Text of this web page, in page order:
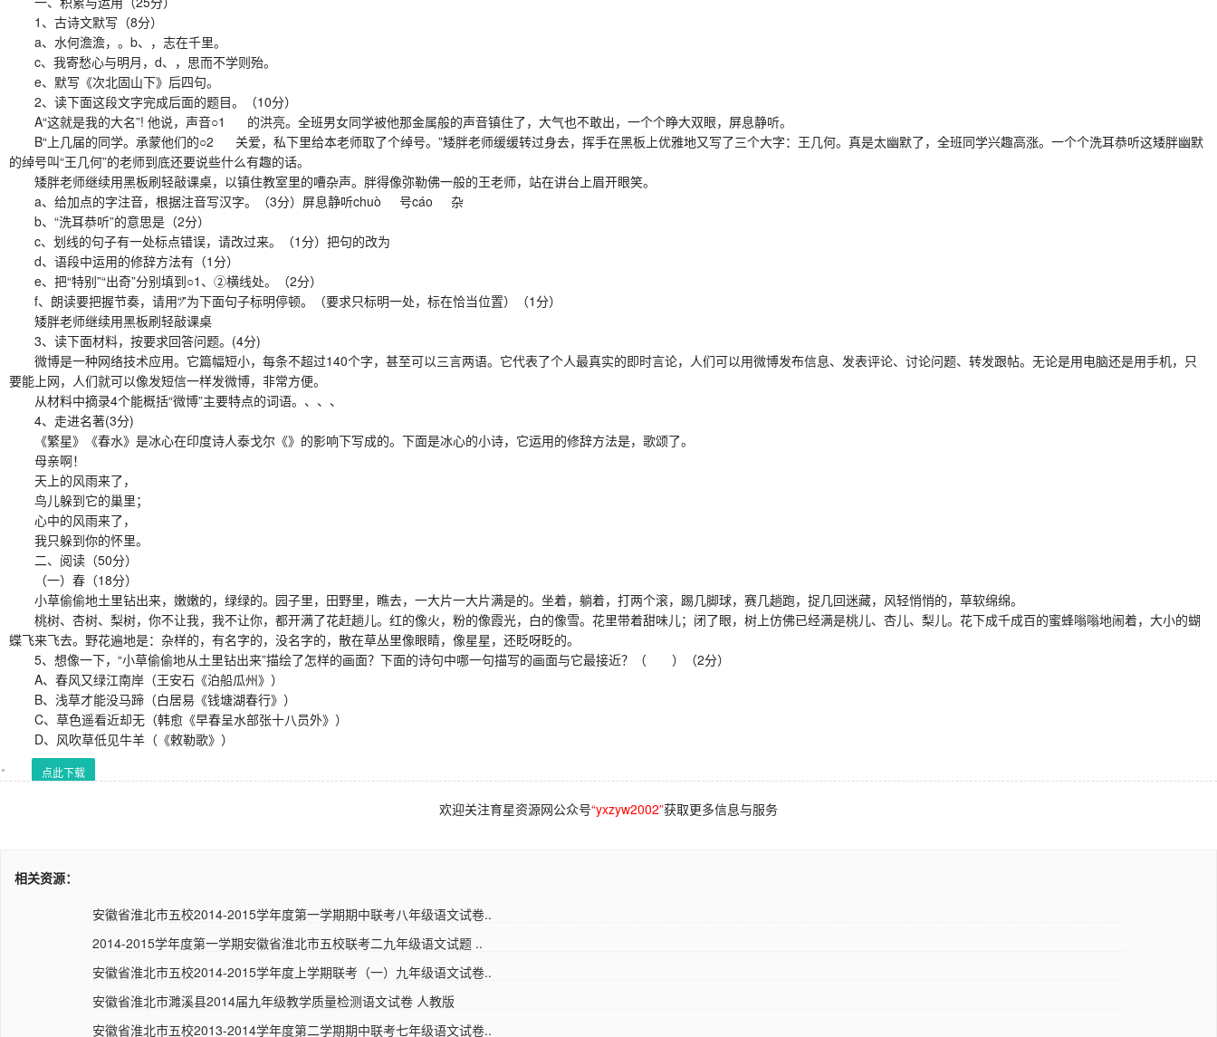
1、古诗文默写（8分）
a、水何澹澹，。b、，志在千里。
c、我寄愁心与明月，d、，思而不学则殆。
e、默写《次北固山下》后四句。
2、读下面这段文字完成后面的题目。（10分）
A“这就是我的大名”! 他说，声音○1 的洪亮。全班男女同学被他那金属般的声音镇住了，大气也不敢出，一个个睁大双眼，屏息静听。
B“上几届的同学。承蒙他们的○2 关爱，私下里给本老师取了个绰号。”矮胖老师缓缓转过身去，挥手在黑板上优雅地又写了三个大字：王几何。真是太幽默了，全班同学兴趣高涨。一个个洗耳恭听这矮胖幽默
的绰号叫“王几何”的老师到底还要说些什么有趣的话。
矮胖老师继续用黑板刷轻敲课桌，以镇住教室里的嘈杂声。胖得像弥勒佛一般的王老师，站在讲台上眉开眼笑。
a、给加点的字注音，根据注音写汉字。（3分）屏息静听chuò 号cáo 杂
b、“洗耳恭听”的意思是（2分）
c、划线的句子有一处标点错误，请改过来。（1分）把句的改为
d、语段中运用的修辞方法有（1分）
e、把“特别”“出奇”分别填到○1、②横线处。（2分）
f、朗读要把握节奏，请用“∕”为下面句子标明停顿。（要求只标明一处，标在恰当位置）（1分）
矮胖老师继续用黑板刷轻敲课桌
3、读下面材料，按要求回答问题。(4分)
微博是一种网络技术应用。它篇幅短小，每条不超过140个字，甚至可以三言两语。它代表了个人最真实的即时言论，人们可以用微博发布信息、发表评论、讨论问题、转发跟帖。无论是用电脑还是用手机，只
要能上网，人们就可以像发短信一样发微博，非常方便。
从材料中摘录4个能概括“微博”主要特点的词语。、、、
4、走进名著(3分)
《繁星》《春水》是冰心在印度诗人泰戈尔《》的影响下写成的。下面是冰心的小诗，它运用的修辞方法是，歌颂了。
母亲啊！
天上的风雨来了，
鸟儿躲到它的巢里；
心中的风雨来了，
我只躲到你的怀里。
二、阅读（50分）
（一）春（18分）
小草偷偷地土里钻出来，嫩嫩的，绿绿的。园子里，田野里，瞧去，一大片一大片满是的。坐着，躺着，打两个滚，踢几脚球，赛几趟跑，捉几回迷藏，风轻悄悄的，草软绵绵。
桃树、杏树、梨树，你不让我，我不让你，都开满了花赶趟儿。红的像火，粉的像霞光，白的像雪。花里带着甜味儿；闭了眼，树上仿佛已经满是桃儿、杏儿、梨儿。花下成千成百的蜜蜂嗡嗡地闹着，大小的蝴
蝶飞来飞去。野花遍地是：杂样的，有名字的，没名字的，散在草丛里像眼睛，像星星，还眨呀眨的。
5、想像一下，“小草偷偷地从土里钻出来”描绘了怎样的画面？下面的诗句中哪一句描写的画面与它最接近？（ ）（2分）
A、春风又绿江南岸（王安石《泊船瓜州》）
B、浅草才能没马蹄（白居易《钱塘湖春行》）
C、草色遥看近却无（韩愈《早春呈水部张十八员外》）
D、风吹草低见牛羊（《敕勒歌》）
点此下载
欢迎关注育星资源网公众号“yxzyw2002”获取更多信息与服务
相关资源：
安徽省淮北市五校2014-2015学年度第一学期期中联考八年级语文试卷..
2014-2015学年度第一学期安徽省淮北市五校联考二九年级语文试题 ..
安徽省淮北市五校2014-2015学年度上学期联考（一）九年级语文试卷..
安徽省淮北市濉溪县2014届九年级教学质量检测语文试卷 人教版
安徽省淮北市五校2013-2014学年度第二学期期中联考七年级语文试卷..